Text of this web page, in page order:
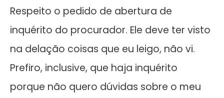
Respeito o pedido de abertura de
inquérito do procurador. Ele deve ter visto
na delação coisas que eu leigo, não vi.
Prefiro, inclusive, que haja inquérito
porque não quero dúvidas sobre o meu